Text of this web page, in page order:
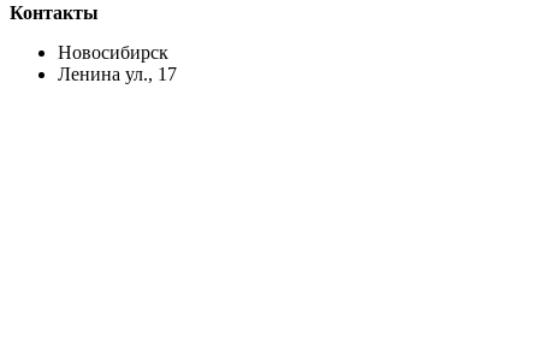
Контакты
Новосибирск
Ленина ул., 17